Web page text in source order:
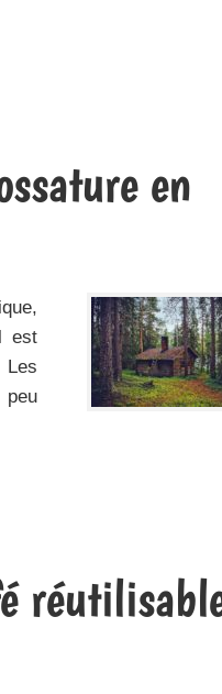
en
est
Les
peu